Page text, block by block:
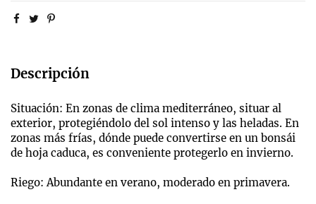
Descripción
Situación: En zonas de clima mediterráneo, situar al
exterior, protegiéndolo del sol intenso y las heladas. En
zonas más frías, dónde puede convertirse en un bonsái
de hoja caduca, es conveniente protegerlo en invierno.
Riego: Abundante en verano, moderado en primavera.